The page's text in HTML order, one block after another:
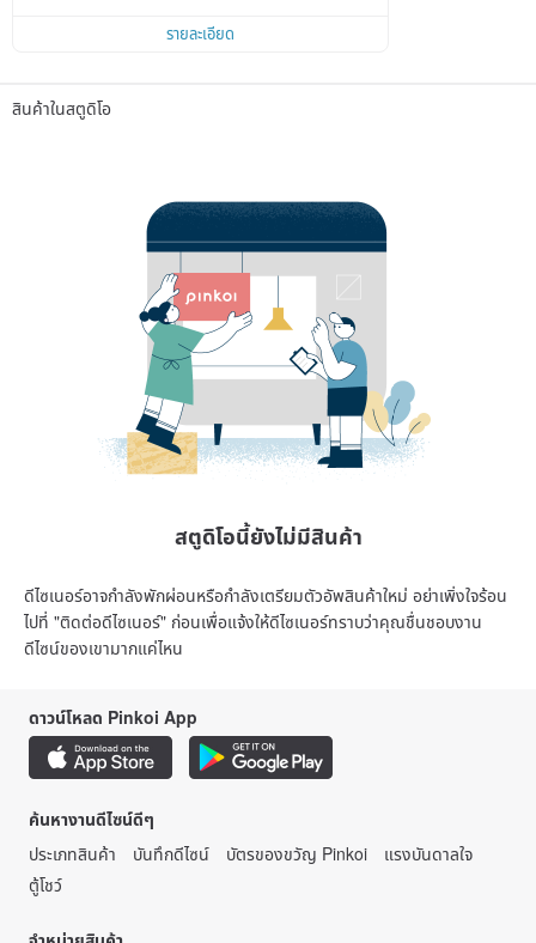
รายละเอียด
สินค้าในสตูดิโอ
สตูดิโอนี้ยังไม่มีสินค้า
ดีไซเนอร์อาจกำลังพักผ่อนหรือกำลังเตรียมตัวอัพสินค้าใหม่ อย่าเพิ่งใจร้อน
ไปที่ "ติดต่อดีไซเนอร์" ก่อนเพื่อแจ้งให้ดีไซเนอร์ทราบว่าคุณชื่นชอบงาน
ดีไซน์ของเขามากแค่ไหน
ดาวน์โหลด Pinkoi App
ค้นหางานดีไซน์ดีๆ
ประเภทสินค้า
บันทึกดีไซน์ บัตรของขวัญ Pinkoi
แรงบันดาลใจ
ตู้โชว์